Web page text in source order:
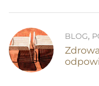
BLOG,